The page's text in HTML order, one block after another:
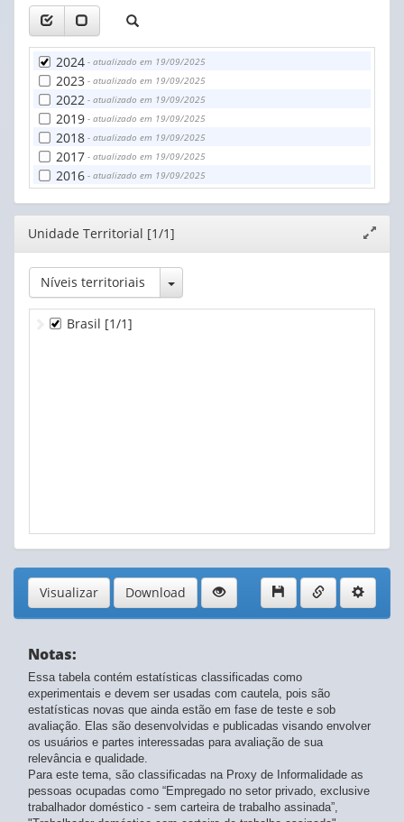
2024 - atualizado em 19/09/2025
2023 - atualizado em 19/09/2025
2022 - atualizado em 19/09/2025
2019 - atualizado em 19/09/2025
2018 - atualizado em 19/09/2025
2017 - atualizado em 19/09/2025
2016 - atualizado em 19/09/2025
Editor
janela
Unidade Territorial [1/1]
Níveis territoriais Toggle Dropdown
Brasil [1/1]
Visualizar Download
Notas:
Essa tabela contém estatísticas classificadas como
experimentais e devem ser usadas com cautela, pois são
estatísticas novas que ainda estão em fase de teste e sob
avaliação. Elas são desenvolvidas e publicadas visando envolver
os usuários e partes interessadas para avaliação de sua
relevância e qualidade.
Para este tema, são classificadas na Proxy de Informalidade as
pessoas ocupadas como “Empregado no setor privado, exclusive
trabalhador doméstico - sem carteira de trabalho assinada”,